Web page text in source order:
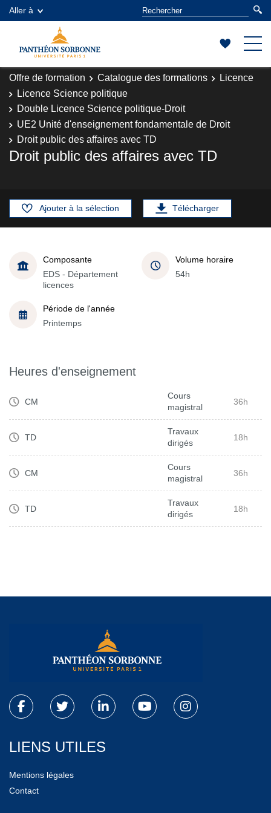
Aller à
Offre de formation Catalogue des formations
Licence
Licence Science politique
Double Licence Science politique-Droit
UE2 Unité d'enseignement fondamentale de Droit
Droit public des affaires avec TD
Droit public des affaires avec TD
Ajouter à la sélection Télécharger
Composante
EDS - Département
licences
Volume horaire
54h
Période de l'année
Printemps
Heures d'enseignement
CM
Cours
magistral
36h
TD
Travaux
dirigés
18h
CM
Cours
magistral
36h
TD
Travaux
dirigés
18h
LIENS UTILES
Mentions légales
Contact